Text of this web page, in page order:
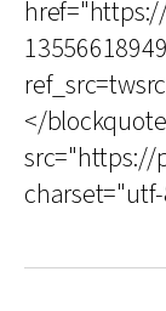
</
src="https://